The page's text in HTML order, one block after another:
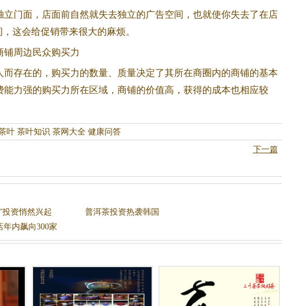
面，店面前自然就失去独立的广告空间，也就使你失去了在店
这会给促销带来很大的麻烦。
周边民众购买力
在的，购买力的数量、质量决定了其所在商圈内的商铺的基本
力强的购买力所在区域，商铺的价值高，获得的成本也相应较
叶 茶叶知识 茶网大全 健康问答
下一篇
投资悄然兴起
普洱茶投资热袭韩国
内飙向300家